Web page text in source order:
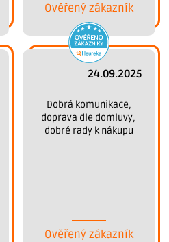
Ověřený zákazník
24.09.2025
doprava dle domluvy,
dobré rady k nákupu
Ověřený zákazník